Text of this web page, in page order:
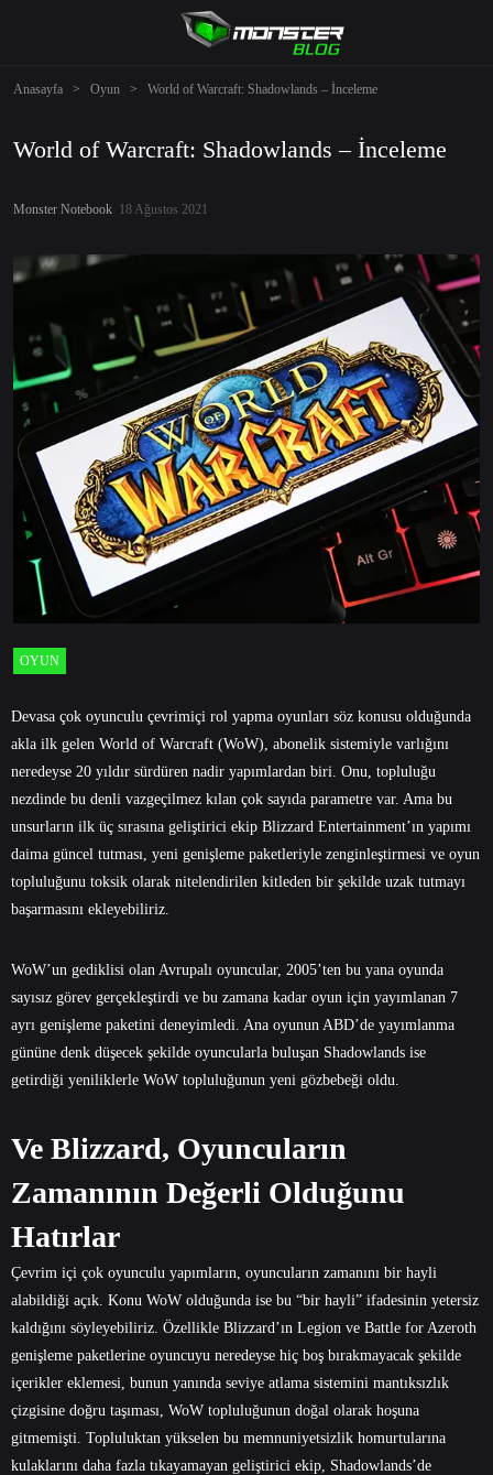
Anasayfa > Oyun > World of Warcraft: Shadowlands – İnceleme
World of Warcraft: Shadowlands – İnceleme
Monster Notebook 18 Ağustos 2021
OYUN
Devasa çok oyunculu çevrimiçi rol yapma oyunları söz konusu olduğunda
akla ilk gelen World of Warcraft (WoW), abonelik sistemiyle varlığını
neredeyse 20 yıldır sürdüren nadir yapımlardan biri. Onu, topluluğu
nezdinde bu denli vazgeçilmez kılan çok sayıda parametre var. Ama bu
unsurların ilk üç sırasına geliştirici ekip Blizzard Entertainment’ın yapımı
daima güncel tutması, yeni genişleme paketleriyle zenginleştirmesi ve oyun
topluluğunu toksik olarak nitelendirilen kitleden bir şekilde uzak tutmayı
başarmasını ekleyebiliriz.
WoW’un gediklisi olan Avrupalı oyuncular, 2005’ten bu yana oyunda
sayısız görev gerçekleştirdi ve bu zamana kadar oyun için yayımlanan 7
ayrı genişleme paketini deneyimledi. Ana oyunun ABD’de yayımlanma
gününe denk düşecek şekilde oyuncularla buluşan Shadowlands ise
getirdiği yeniliklerle WoW topluluğunun yeni gözbebeği oldu.
Ve Blizzard, Oyuncuların
Zamanının Değerli Olduğunu
Hatırlar
Çevrim içi çok oyunculu yapımların, oyuncuların zamanını bir hayli
alabildiği açık. Konu WoW olduğunda ise bu “bir hayli” ifadesinin yetersiz
kaldığını söyleyebiliriz. Özellikle Blizzard’ın Legion ve Battle for Azeroth
genişleme paketlerine oyuncuyu neredeyse hiç boş bırakmayacak şekilde
içerikler eklemesi, bunun yanında seviye atlama sistemini mantıksızlık
çizgisine doğru taşıması, WoW topluluğunun doğal olarak hoşuna
gitmemişti. Topluluktan yükselen bu memnuniyetsizlik homurtularına
kulaklarını daha fazla tıkayamayan geliştirici ekip, Shadowlands’de